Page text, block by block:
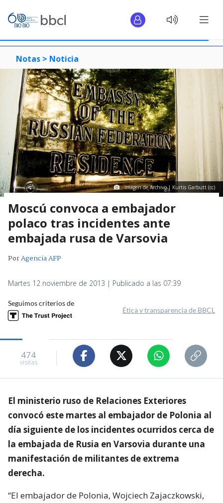
Notas > Noticia
Imagen de Archivo | Kurtis Garbutt (cc)
Moscú convoca a embajador
polaco tras incidentes ante
embajada rusa de Varsovia
PorAgencia AFP
Martes 12 noviembre de 2013 | Publicado a las 07:39
Seguimos criterios de
Ética y transparencia de BBCL
474
visitas
El ministerio ruso de Relaciones Exteriores
convocó este martes al embajador de Polonia al
día siguiente de los incidentes ocurridos cerca de
la embajada de Rusia en Varsovia durante una
manifestación de militantes de extrema
derecha.
“El embajador de Polonia, Wojciech Zajaczkowski,